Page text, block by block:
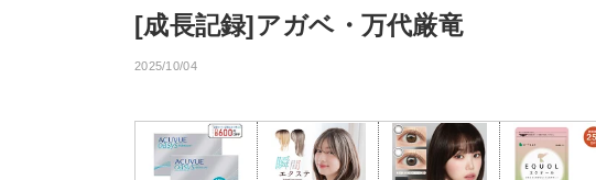
[成長記録]アガベ・万代厳竜
2025/10/04